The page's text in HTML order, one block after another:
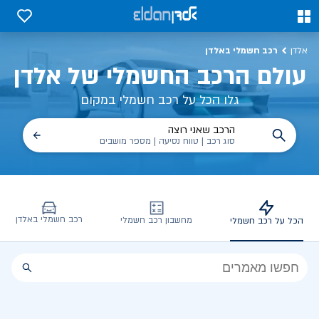
0
0
אלדן רכב חשמלי באלדן
עולם הרכב החשמלי של אלדן
גלו הכל על רכב חשמלי במקום
הרכב שאני רוצה
סוג רכב | טווח נסיעה | מספר מושבים
הכל על רכב חשמלי מחשבון רכב חשמלי רכב חשמלי באלדן
הכל
הכל על רכב חשמלי, שימושים, טכנולוגיה וכל מה שכדי לדעת | אלדן